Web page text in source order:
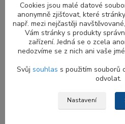
Nelze zaměnit DELL
displej za nedotykový
Pokud je váš notebook vybaven
nelze ho jednoduše nahradit za
platí to i naopak. Výměna by si
často i panty. Z tohoto důvodu
nedotykového displeje u
Cookies jsou malé datové
anonymně zjišťovat, které
např. mezi nejčastěji
Vám stránky s produkty
zařízení. Jedná se o zcela
nedozvíme se z nich ani vaše
Svůj souhlas s použitím souborů
odvolat.
Nastavení